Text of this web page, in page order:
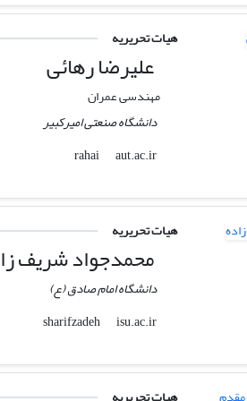
هیات تحریریه
علیرضا رهائی
مهندسی عمران
دانشگاه صنعتی امیرکبیر
rahai
aut.ac.ir
هیات تحریریه
محمدجواد شریف
دانشگاه امام صادق (ع)
sharifzadeh
isu.ac.ir